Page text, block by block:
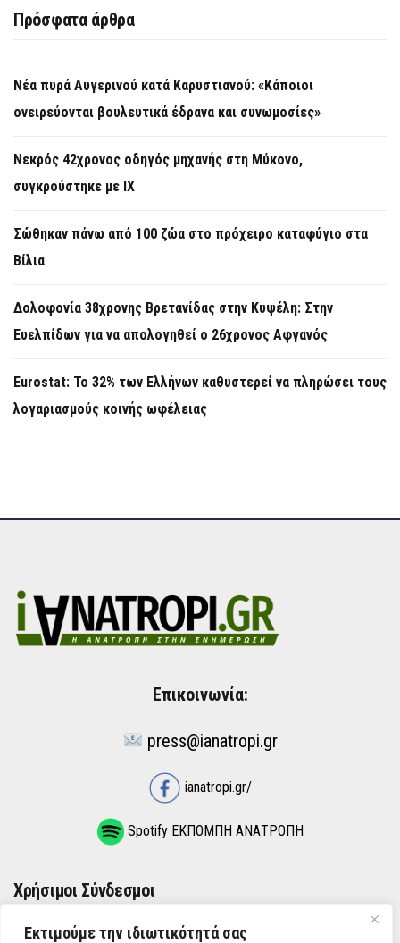
Εκτιμούμε την ιδιωτικότητά σας
Πρόσφατα άρθρα
Νέα πυρά Αυγερινού κατά Καρυστιανού: «Κάποιοι
ονειρεύονται βουλευτικά έδρανα και συνωμοσίες»
Νεκρός 42χρονος οδηγός μηχανής στη Μύκονο,
συγκρούστηκε με ΙΧ
Σώθηκαν πάνω από 100 ζώα στο πρόχειρο καταφύγιο στα
Βίλια
Δολοφονία 38χρονης Βρετανίδας στην Κυψέλη: Στην
Ευελπίδων για να απολογηθεί ο 26χρονος Αφγανός
Eurostat: Το 32% των Ελλήνων καθυστερεί να πληρώσει τους
λογαριασμούς κοινής ωφέλειας
Επικοινωνία:
press@ianatropi.gr
ianatropi.gr/
Spotify ΕΚΠΟΜΠΗ ΑΝΑΤΡΟΠΗ
Χρήσιμοι Σύνδεσμοι